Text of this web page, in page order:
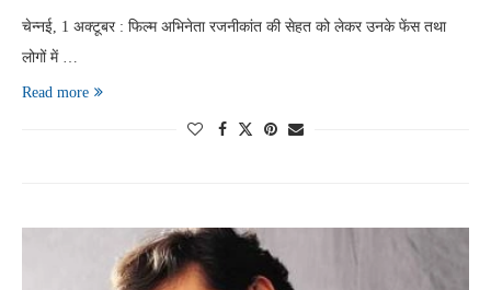
चेन्नई, 1 अक्टूबर : फिल्म अभिनेता रजनीकांत की सेहत को लेकर उनके फेंस तथा
लोगों में …
Read more